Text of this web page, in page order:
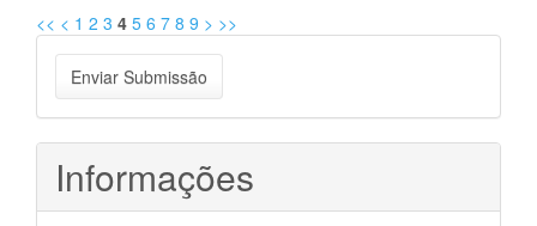
<< < 1 2 3 4 5 6 7 8 9 > >>
Enviar
Submissão
Enviar Submissão
Informações